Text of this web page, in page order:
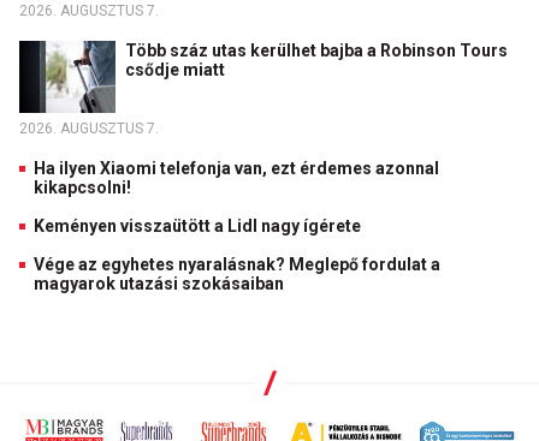
2026. AUGUSZTUS 7.
Több száz utas kerülhet bajba a Robinson Tours
csődje miatt
2026. AUGUSZTUS 7.
Ha ilyen Xiaomi telefonja van, ezt érdemes azonnal
kikapcsolni!
Keményen visszaütött a Lidl nagy ígérete
Vége az egyhetes nyaralásnak? Meglepő fordulat a
magyarok utazási szokásaiban